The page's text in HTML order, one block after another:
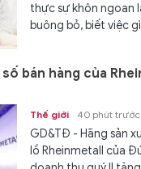
thực sự khôn ngoan
buông bỏ, biết việc
bán hàng của
Thế giới 40 phút trước
GD&TĐ - Hãng sản
lồ Rheinmetall của